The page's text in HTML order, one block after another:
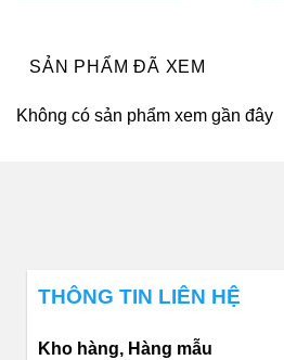
SẢN PHẨM ĐÃ XEM
Không có sản phẩm xem gần đây
THÔNG TIN LIÊN HỆ
Kho hàng, Hàng mẫu